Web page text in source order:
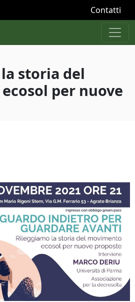
Contatti
storia del
per nuove